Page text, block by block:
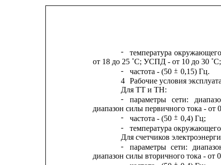
- температура окружающего
от 18 до 25 ˚С; УСПД - от 10 до 30
-
частота - (50 ± 0,15) Гц.
4
Рабочие условия
Для ТТ и ТН:
-
параметры сети:
диапазон силы первичного тока - от
-
частота - (50 ± 0,4) Гц;
-
температура
Для счетчиков
-
параметры сети:
диапазон силы вторичного тока - от